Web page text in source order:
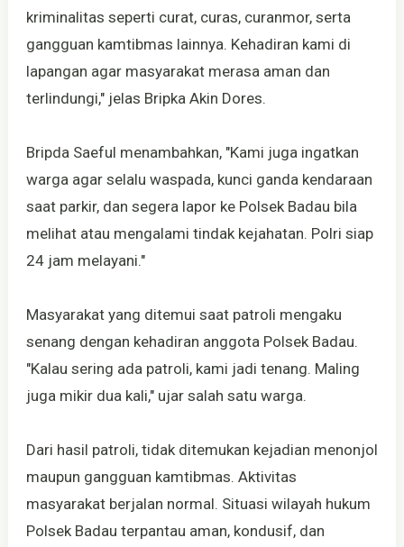
kriminalitas seperti curat, curas, curanmor, serta
gangguan kamtibmas lainnya. Kehadiran kami di
lapangan agar masyarakat merasa aman dan
terlindungi," jelas Bripka Akin Dores.
Bripda Saeful menambahkan, "Kami juga ingatkan
warga agar selalu waspada, kunci ganda kendaraan
saat parkir, dan segera lapor ke Polsek Badau bila
melihat atau mengalami tindak kejahatan. Polri siap
24 jam melayani."
Masyarakat yang ditemui saat patroli mengaku
senang dengan kehadiran anggota Polsek Badau.
"Kalau sering ada patroli, kami jadi tenang. Maling
juga mikir dua kali," ujar salah satu warga.
Dari hasil patroli, tidak ditemukan kejadian menonjol
maupun gangguan kamtibmas. Aktivitas
masyarakat berjalan normal. Situasi wilayah hukum
Polsek Badau terpantau aman, kondusif, dan